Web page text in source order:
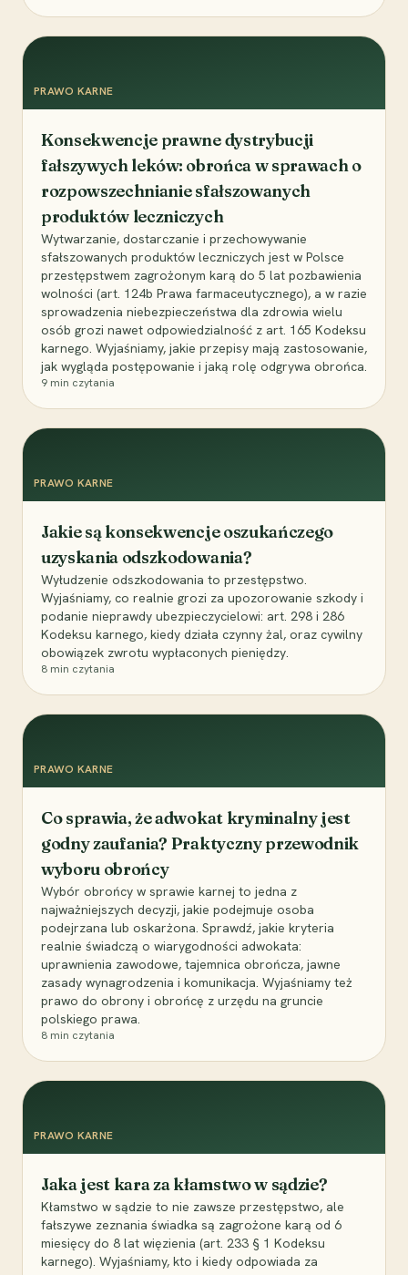
PRAWO KARNE
Konsekwencje prawne dystrybucji
fałszywych leków: obrońca w sprawach o
rozpowszechnianie sfałszowanych
produktów leczniczych
Wytwarzanie, dostarczanie i przechowywanie
sfałszowanych produktów leczniczych jest w Polsce
przestępstwem zagrożonym karą do 5 lat pozbawienia
wolności (art. 124b Prawa farmaceutycznego), a w razie
sprowadzenia niebezpieczeństwa dla zdrowia wielu
osób grozi nawet odpowiedzialność z art. 165 Kodeksu
karnego. Wyjaśniamy, jakie przepisy mają zastosowanie,
jak wygląda postępowanie i jaką rolę odgrywa obrońca.
9 min czytania
PRAWO KARNE
Jakie są konsekwencje oszukańczego
uzyskania odszkodowania?
Wyłudzenie odszkodowania to przestępstwo.
Wyjaśniamy, co realnie grozi za upozorowanie szkody i
podanie nieprawdy ubezpieczycielowi: art. 298 i 286
Kodeksu karnego, kiedy działa czynny żal, oraz cywilny
obowiązek zwrotu wypłaconych pieniędzy.
8 min czytania
PRAWO KARNE
Co sprawia, że adwokat kryminalny jest
godny zaufania? Praktyczny przewodnik
wyboru obrońcy
Wybór obrońcy w sprawie karnej to jedna z
najważniejszych decyzji, jakie podejmuje osoba
podejrzana lub oskarżona. Sprawdź, jakie kryteria
realnie świadczą o wiarygodności adwokata:
uprawnienia zawodowe, tajemnica obrończa, jawne
zasady wynagrodzenia i komunikacja. Wyjaśniamy też
prawo do obrony i obrońcę z urzędu na gruncie
polskiego prawa.
8 min czytania
PRAWO KARNE
Jaka jest kara za kłamstwo w sądzie?
Kłamstwo w sądzie to nie zawsze przestępstwo, ale
fałszywe zeznania świadka są zagrożone karą od 6
miesięcy do 8 lat więzienia (art. 233 § 1 Kodeksu
karnego). Wyjaśniamy, kto i kiedy odpowiada za